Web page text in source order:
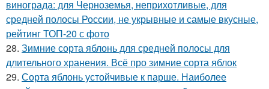
винограда: для Черноземья, неприхотливые, для
средней полосы России, не укрывные и самые вкусные,
рейтинг ТОП-20 с фото
28. Зимние сорта яблонь для средней полосы для
длительного хранения. Всё про зимние сорта яблок
29. Сорта яблонь устойчивые к парше. Наиболее